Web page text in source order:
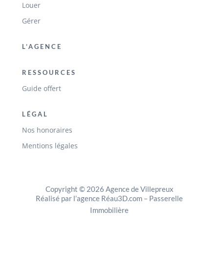
Louer
Gérer
L’AGENCE
RESSOURCES
Guide offert
LÉGAL
Nos honoraires
Mentions légales
Copyright © 2026 Agence de Villepreux
Réalisé par l’agence Réau3D.com – Passerelle
Immobilière